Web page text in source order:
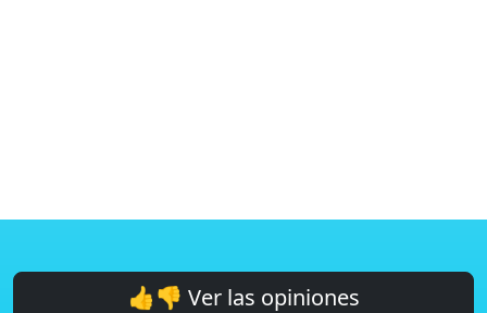
👍👎 Ver las opiniones